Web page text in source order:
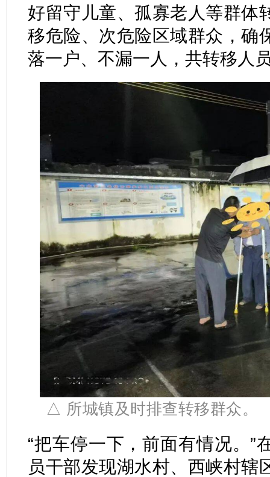
好留守儿童、孤寡老人等群体
移危险、次危险区域群众，确
落一户、不漏一人，共转移人
△ 所城镇及时排查转移群众。
“把车停一下，前面有情况。”
员干部发现湖水村、西峡村辖